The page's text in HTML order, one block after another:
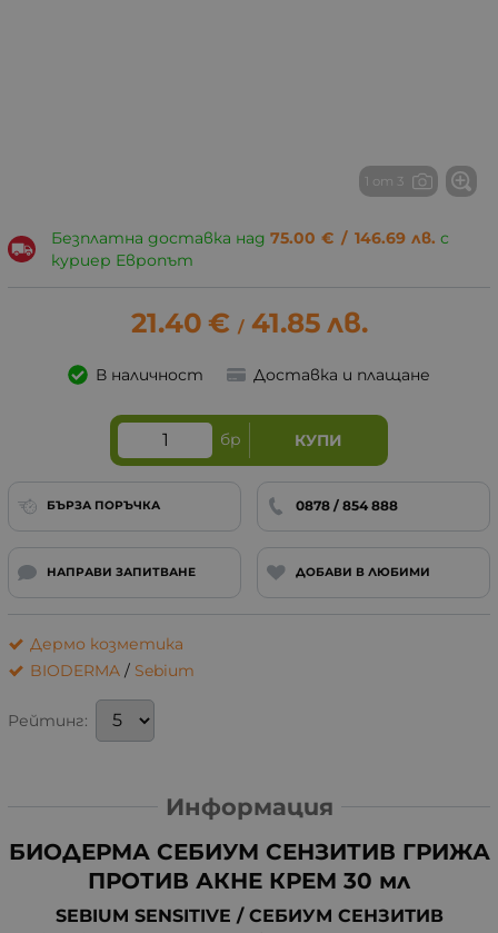
1 от 3
Безплатна доставка над 75.00 € / 146.69 лв. с
куриер Европът
21.40 € / 41.85 лв.
В наличност Доставка и плащане
бр КУПИ
БЪРЗА ПОРЪЧКА 0878 / 854 888
НАПРАВИ ЗАПИТВАНЕ ДОБАВИ В ЛЮБИМИ
Дермо козметика
BIODERMA / Sebium
Рейтинг:
Информация
БИОДЕРМА СЕБИУМ СЕНЗИТИВ ГРИЖА
ПРОТИВ АКНЕ КРЕМ 30 мл
SEBIUM SENSITIVE / СЕБИУМ СЕНЗИТИВ